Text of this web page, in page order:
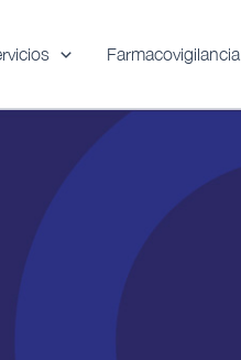
Farmacovigilancia